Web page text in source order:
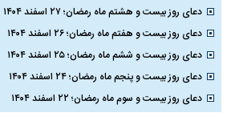
دعای روز بیست و هشتم ماه رمضان؛ ۲۷ اسفند ۱۴۰۴
دعای روز بیست و هفتم ماه رمضان؛ ۲۶ اسفند ۱۴۰۴
دعای روز بیست و ششم ماه رمضان؛ ۲۵ اسفند ۱۴۰۴
دعای روز بیست و پنجم ماه رمضان؛ ۲۴ اسفند ۱۴۰۴
دعای روز بیست و سوم ماه رمضان؛ ۲۲ اسفند ۱۴۰۴